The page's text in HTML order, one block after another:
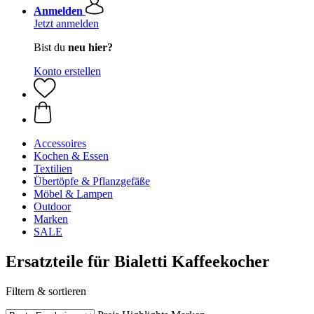
Anmelden
Jetzt anmelden
Bist du neu hier?
Konto erstellen
Accessoires
Kochen & Essen
Textilien
Übertöpfe & Pflanzgefäße
Möbel & Lampen
Outdoor
Marken
SALE
Ersatzteile für Bialetti Kaffeekocher
Filtern & sortieren